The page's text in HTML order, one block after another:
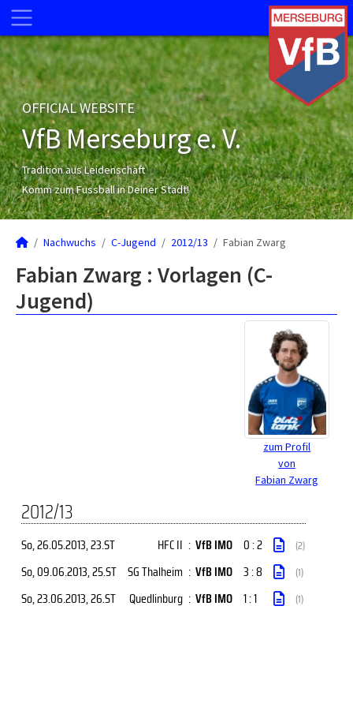
OFFICIAL WEBSITE
VfB Merseburg e. V.
Tradition aus Leidenschaft
Komm zum Fussball in Deiner Stadt!
Nachwuchs C-Jugend 2012/13 Fabian Zwarg
Fabian Zwarg : Vorlagen (C-
Jugend)
zum Profil
von
Fabian Zwarg
2012/13
So, 26.05.2013, 23.ST HFC II : VfB IMO 0 : 2 (2)
So, 09.06.2013, 25.ST SG Thalheim : VfB IMO 3 : 8 (1)
So, 23.06.2013, 26.ST Quedlinburg : VfB IMO 1 : 1 (1)